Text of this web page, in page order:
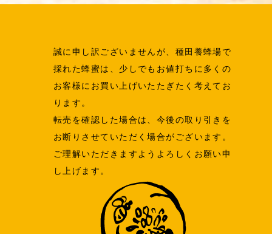
誠に申し訳ございませんが、種田養蜂場で
採れた蜂蜜は、少しでもお値打ちに多くの
お客様にお買い上げいたたぎたく考えてお
ります。
転売を確認した場合は、今後の取り引きを
お断りさせていただく場合がございます。
ご理解いただきますようよろしくお願い申
し上げます。